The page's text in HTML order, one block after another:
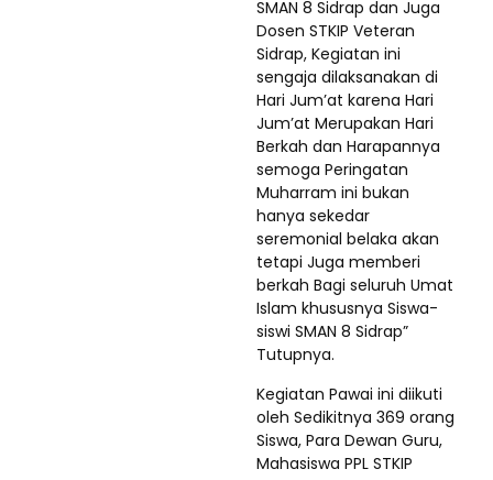
SMAN 8 Sidrap dan Juga
Dosen STKIP Veteran
Sidrap, Kegiatan ini
sengaja dilaksanakan di
Hari Jum’at karena Hari
Jum’at Merupakan Hari
Berkah dan Harapannya
semoga Peringatan
Muharram ini bukan
hanya sekedar
seremonial belaka akan
tetapi Juga memberi
berkah Bagi seluruh Umat
Islam khususnya Siswa-
siswi SMAN 8 Sidrap”
Tutupnya.
Kegiatan Pawai ini diikuti
oleh Sedikitnya 369 orang
Siswa, Para Dewan Guru,
Mahasiswa PPL STKIP